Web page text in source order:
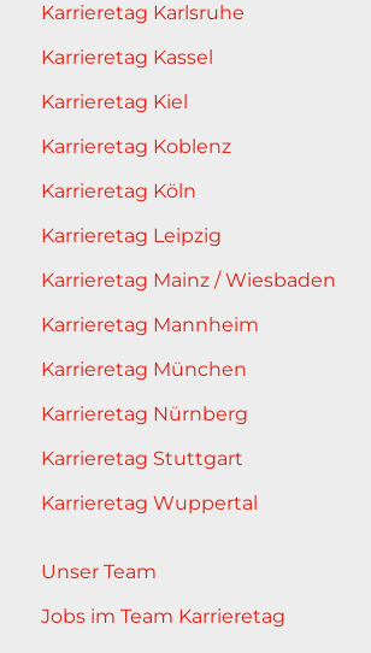
Karrieretag Karlsruhe
Karrieretag Kassel
Karrieretag Kiel
Karrieretag Koblenz
Karrieretag Köln
Karrieretag Leipzig
Karrieretag Mainz / Wiesbaden
Karrieretag Mannheim
Karrieretag München
Karrieretag Nürnberg
Karrieretag Stuttgart
Karrieretag Wuppertal
Unser Team
Jobs im Team Karrieretag